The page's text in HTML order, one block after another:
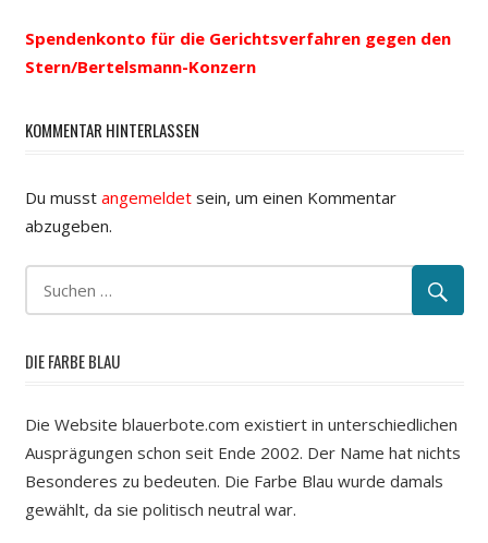
Navigation
Spendenkonto für die Gerichtsverfahren gegen den
Stern/Bertelsmann-Konzern
KOMMENTAR HINTERLASSEN
Du musst angemeldetsein, um einen Kommentar
abzugeben.
DIE FARBE BLAU
Die Website blauerbote.com existiert in unterschiedlichen
Ausprägungen schon seit Ende 2002. Der Name hat nichts
Besonderes zu bedeuten. Die Farbe Blau wurde damals
gewählt, da sie politisch neutral war.